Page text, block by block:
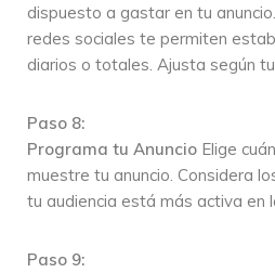
dispuesto a gastar en tu
redes sociales te permiten
diarios o totales. Ajusta según
Paso 8:
Programa tu Anuncio Elige
muestre tu anuncio. Considera
tu audiencia está más activa en
Paso 9: